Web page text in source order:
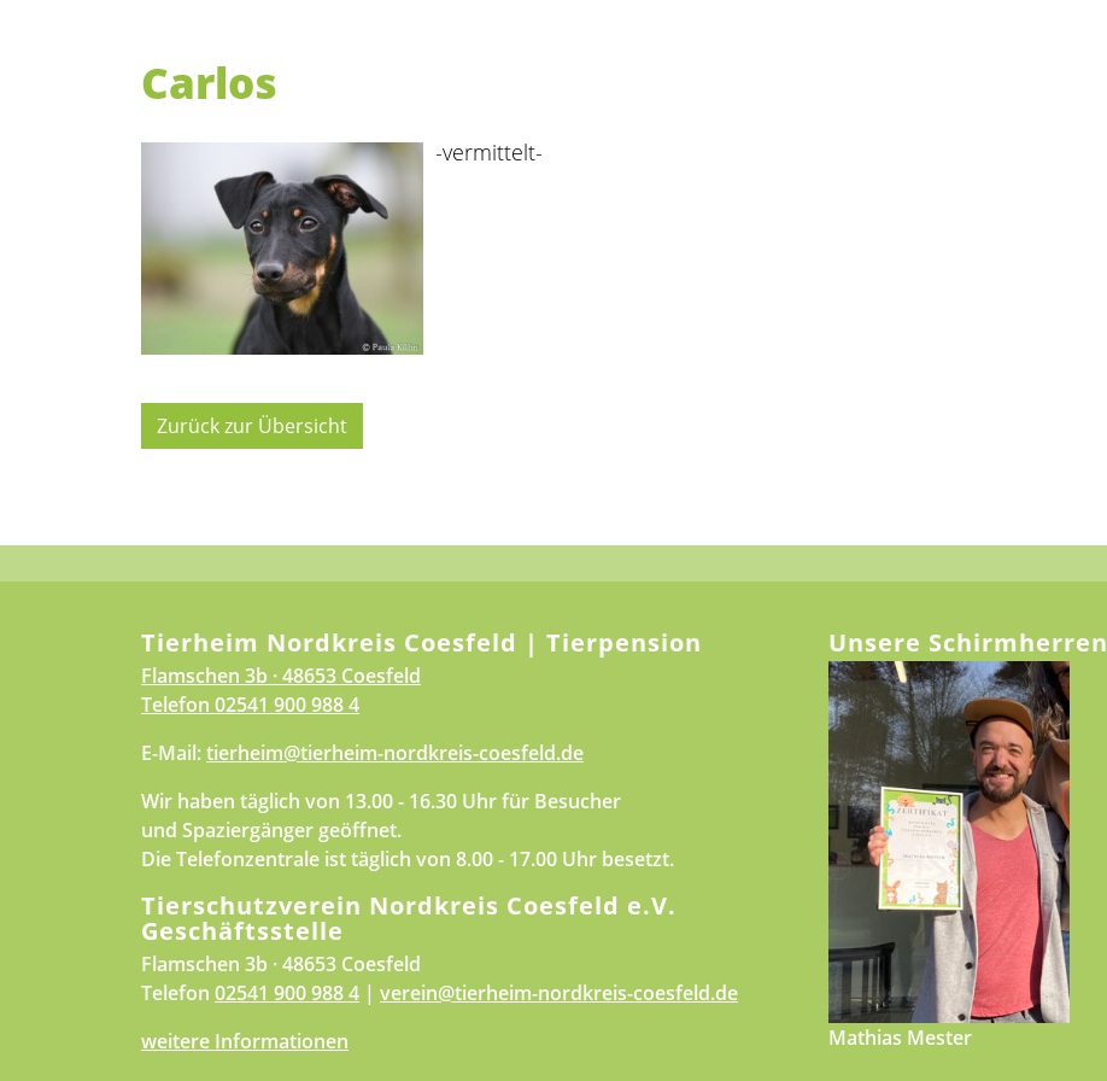
Carlos
-vermittelt-
Zurück zur Übersicht
Tierheim Nordkreis Coesfeld | Tierpension
Flamschen 3b · 48653 Coesfeld
Telefon 02541 900 988 4
E-Mail:tierheim@tierheim-nordkreis-coesfeld.de
Wir haben täglich von 13.00 - 16.30 Uhr für Besucher
und Spaziergänger geöffnet.
Die Telefonzentrale ist täglich von 8.00 - 17.00 Uhr besetzt.
Tierschutzverein Nordkreis Coesfeld e.V.
Geschäftsstelle
Flamschen 3b · 48653 Coesfeld
Telefon 02541 900 988 4 | verein@tierheim-nordkreis-coesfeld.de
weitere Informationen
Unsere Schirmherren
Mathias Mester